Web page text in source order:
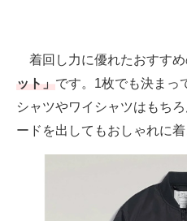
メディア
スマホと通信の最新トレンド
着回し力に優れたおすす
ット」です。1枚でも決まっ
シャツやワイシャツはもち
ードを出してもおしゃれに着